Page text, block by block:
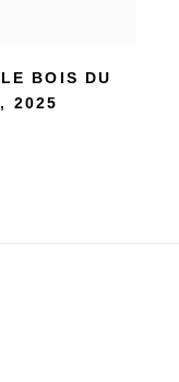
LE BOIS DU
, 2025